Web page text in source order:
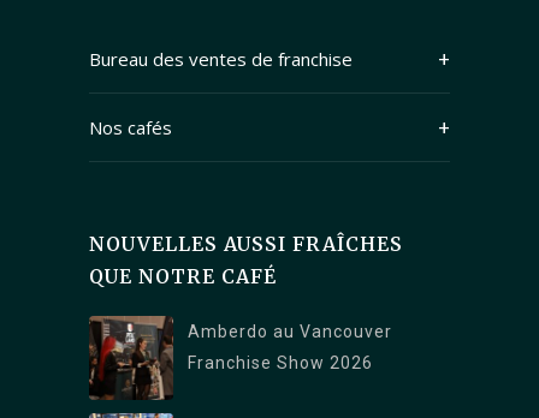
Bureau des ventes de franchise
Vancouver, British Columbia V6C 1T2
Nos cafés
Adresse : Branche North Vancouver : 1089
Roosevelt Crescent, North Vancouver, BC
V7P 1M4
Succursale Burrard : 1306 Burrard St.,
Vancouver, BC V6Z 2B8
NOUVELLES AUSSI FRAÎCHES
QUE NOTRE CAFÉ
Amberdo au Vancouver
Franchise Show 2026